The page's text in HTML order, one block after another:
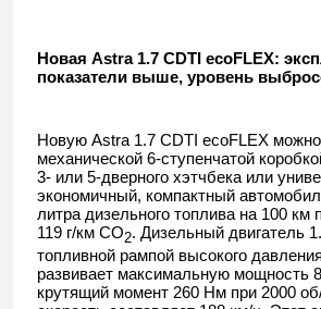
Новая Astra1.7 CDTI ecoFLEX:
показатели выше, уровень
Новую Astra 1.7 CDTI ecoFLEX можно
механической 6-ступенчатой
3- или 5-дверного хэтчбека или
экономичный, компактный
литра дизельного топлива на 100 км
119 г/км СО2. Дизельный двигатель
топливной рампой высокого
развивает максимальную мощность
крутящий момент 260 Нм при 2000